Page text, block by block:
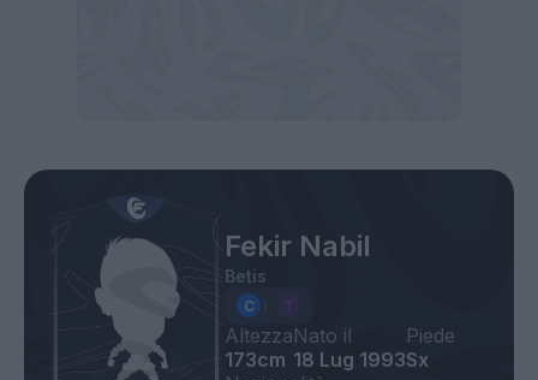
Fekir Nabil
Betis
Altezza
173cm
Nato il
18 Lug 1993
Piede
Sx